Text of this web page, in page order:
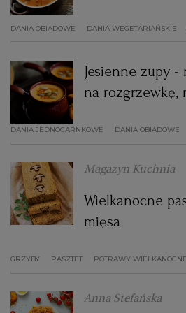
ZIELONA
DANIA OBIADOWE DANIA WEGETARIAŃSKIE
Jesienne zupy -
na rozgrzewkę,
DANIA JEDNOGARNKOWE DANIA OBIADOWE
Magazyn Kuchnia
Wielkanocne
mięsa
GRZYBY PASZTET POTRAWY WIELKANOCNE
Anna Stefańska